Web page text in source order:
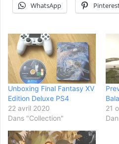
WhatsApp
Unboxing Final Fantasy XV
Edition Deluxe PS4
22 avril 2020
Dans "Collection"
21